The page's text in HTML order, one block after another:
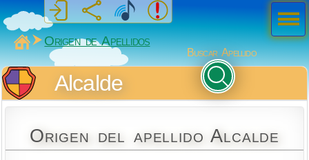
MiSabueso
Origen de Apellidos
Buscar Apellido
Alcalde
Origen del apellido Alcalde
Men
ú